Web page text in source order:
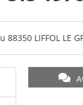
LIFFOL LE